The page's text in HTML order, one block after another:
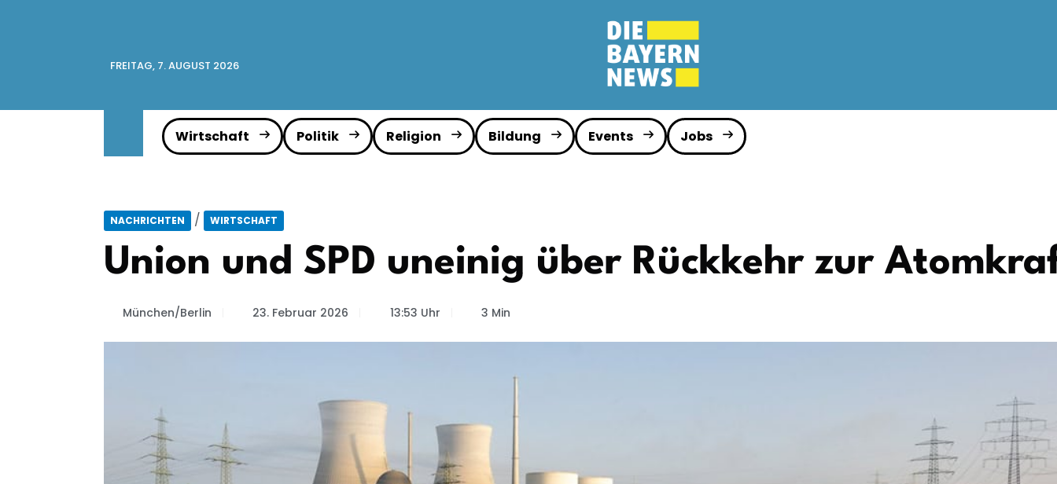
FREITAG, 7. AUGUST 2026
Wirtschaft Politik Religion Bildung Events Jobs
NACHRICHTEN / WIRTSCHAFT
Union und SPD uneinig über Rückkehr zur
München/Berlin 23. Februar 2026 13:53 Uhr 3 Min